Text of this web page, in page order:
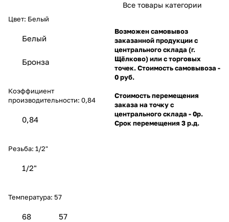
Цвет: Белый
Белый
Бронза
Коэффициент
производительности: 0,84
0,84
Резьба: 1/2"
1/2"
Температура: 57
68 57
Все товары категории
Возможен самовывоз
заказанной продукции с
центрального склада (г.
Щёлково) или с торговых
точек. Стоимость самовывоза -
0 руб.
Стоимость перемещения
заказа на точку с
центрального склада - 0р.
Срок перемещения 3 р.д.